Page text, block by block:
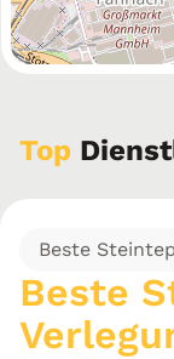
Top
Beste
Beste